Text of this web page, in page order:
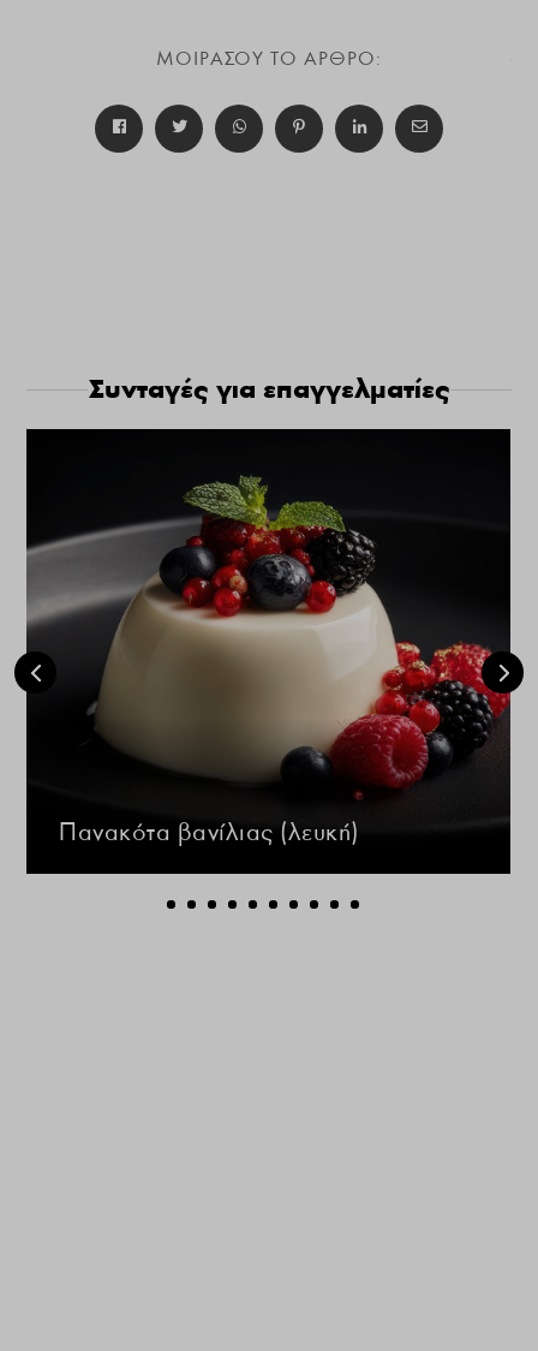
ΜΟΙΡΑΣΟΥ ΤΟ ΑΡΘΡΟ:
Συνταγές για επαγγελματίες
Πανακότα βανίλιας (λευκή)